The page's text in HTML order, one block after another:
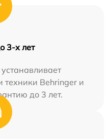
3-х лет
техники Behringer и
до 3 лет.